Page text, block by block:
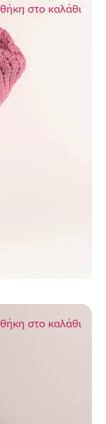
στο καλάθι
στο καλάθι